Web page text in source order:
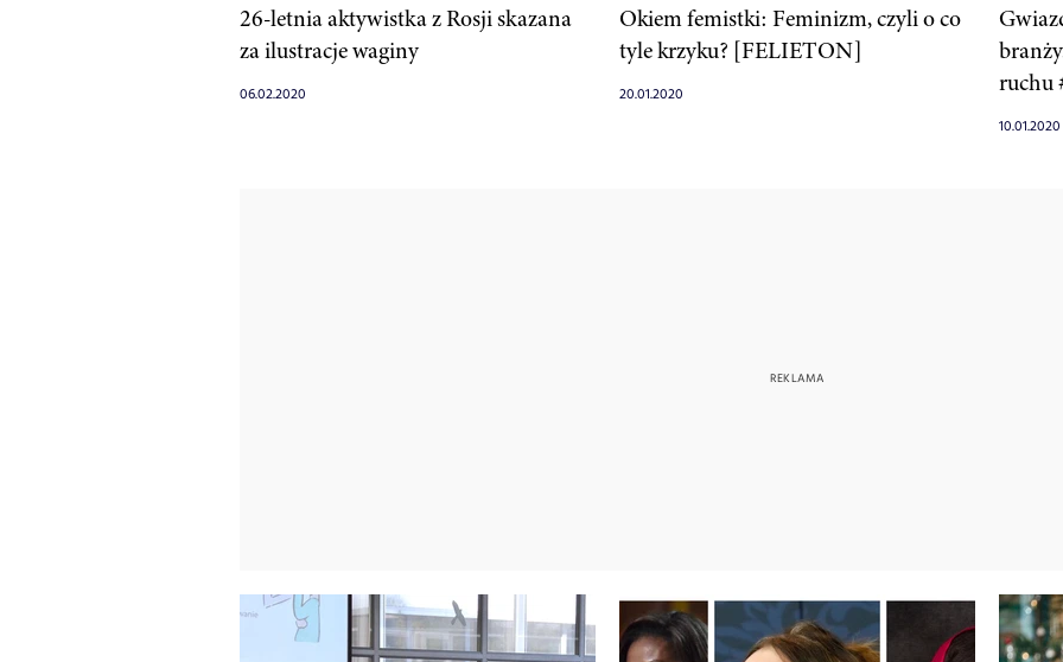
26-letnia aktywistka z Rosji skazana
za ilustracje waginy
06.02.2020
Okiem femistki: Feminizm, czyli o co
tyle krzyku? [FELIETON]
20.01.2020
ruchu
10.01.2020